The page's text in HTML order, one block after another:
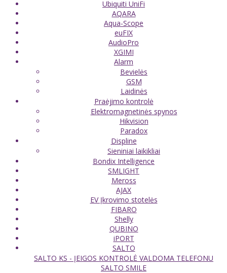
Ubiquiti UniFi
AQARA
Aqua-Scope
euFIX
AudioPro
XGIMI
Alarm
Bevielės
GSM
Laidinės
Praėjimo kontrolė
Elektromagnetinės spynos
Hikvision
Paradox
Displine
Sieniniai laikikliai
Bondix Intelligence
SMLIGHT
Meross
AJAX
EV Įkrovimo stotelės
FIBARO
Shelly
QUBINO
iPORT
SALTO
SALTO KS - ĮEIGOS KONTROLĖ VALDOMA TELEFONU
SALTO SMILE